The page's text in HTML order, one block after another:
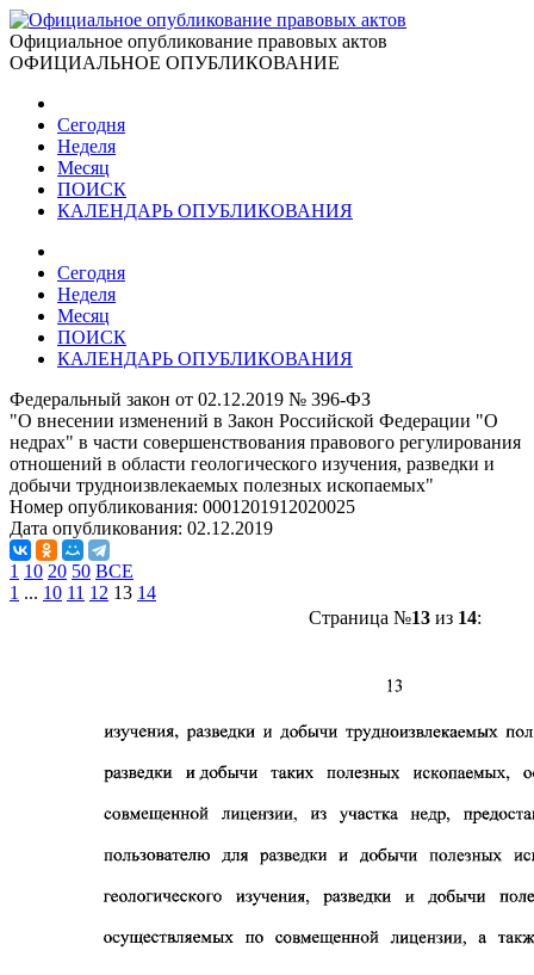
Официальное опубликование правовых актов
ОФИЦИАЛЬНОЕ ОПУБЛИКОВАНИЕ
Сегодня
Неделя
Месяц
ПОИСК
КАЛЕНДАРЬ ОПУБЛИКОВАНИЯ
Сегодня
Неделя
Месяц
ПОИСК
КАЛЕНДАРЬ ОПУБЛИКОВАНИЯ
Федеральный закон от 02.12.2019 № 396-ФЗ
"О внесении изменений в Закон Российской Федерации "О
недрах" в части совершенствования правового регулирования
отношений в области геологического изучения, разведки и
добычи трудноизвлекаемых полезных ископаемых"
Номер опубликования: 0001201912020025
Дата опубликования: 02.12.2019
1 10 20 50 ВСЕ
1 ... 10 11 12 13 14
Страница №13из 14: